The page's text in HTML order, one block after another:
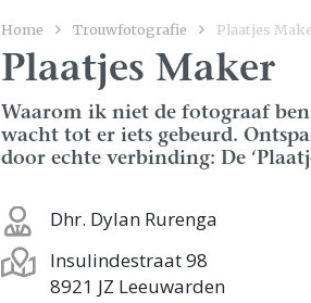
Home Trouwfotografie Plaatjes
Plaatjes Maker
Waarom ik niet de fotograaf
wacht tot er iets gebeurd.
door echte verbinding: De
Dhr. Dylan Rurenga
Insulindestraat 98
8921 JZ Leeuwarden